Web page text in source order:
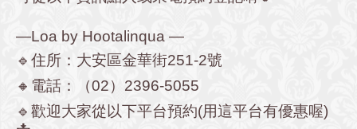
—Loa by Hootalinqua —
🔹住所：大安區金華街251-2號
🔸電話：（02）2396-5055
🔹歡迎大家從以下平台預約(用這平台有優惠喔)